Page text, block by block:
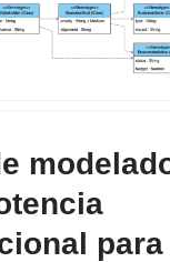
para